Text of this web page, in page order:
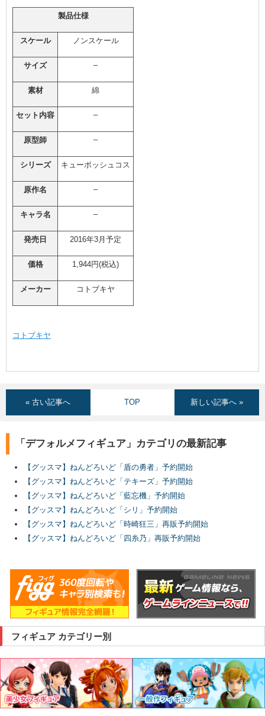
製品仕様
スケール ノンスケール
サイズ –
素材 綿
セット内容 –
原型師 –
シリーズ キューポッシュコス
原作名 –
キャラ名 –
発売日 2016年3月予定
価格 1,944円(税込)
メーカー コトブキヤ
コトブキヤ
« 古い記事へ TOP 新しい記事へ »
「デフォルメフィギュア」カテゴリの最新記事
【グッスマ】ねんどろいど「盾の勇者」予約開始
【グッスマ】ねんどろいど「テキーズ」予約開始
【グッスマ】ねんどろいど「藍忘機」予約開始
【グッスマ】ねんどろいど「シリ」予約開始
【グッスマ】ねんどろいど「時崎狂三」再販予約開始
【グッスマ】ねんどろいど「四糸乃」再販予約開始
フィギュア カテゴリー別